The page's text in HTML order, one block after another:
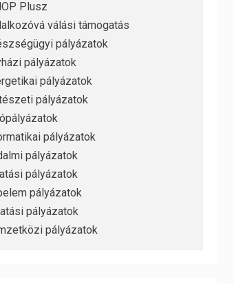
Plusz
válási támogatás
pályázatok
pályázatok
pályázatok
pályázatok
pályázatok
pályázatok
pályázatok
pályázatok
pályázatok
pályázatok